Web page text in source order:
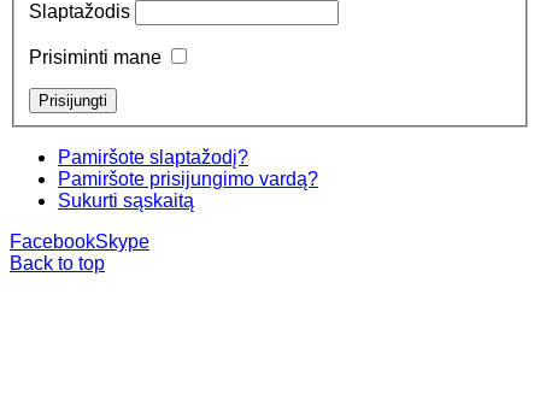
Slaptažodis
Prisiminti mane
Pamiršote slaptažodį?
Pamiršote prisijungimo vardą?
Sukurti sąskaitą
FacebookSkype
Back to top